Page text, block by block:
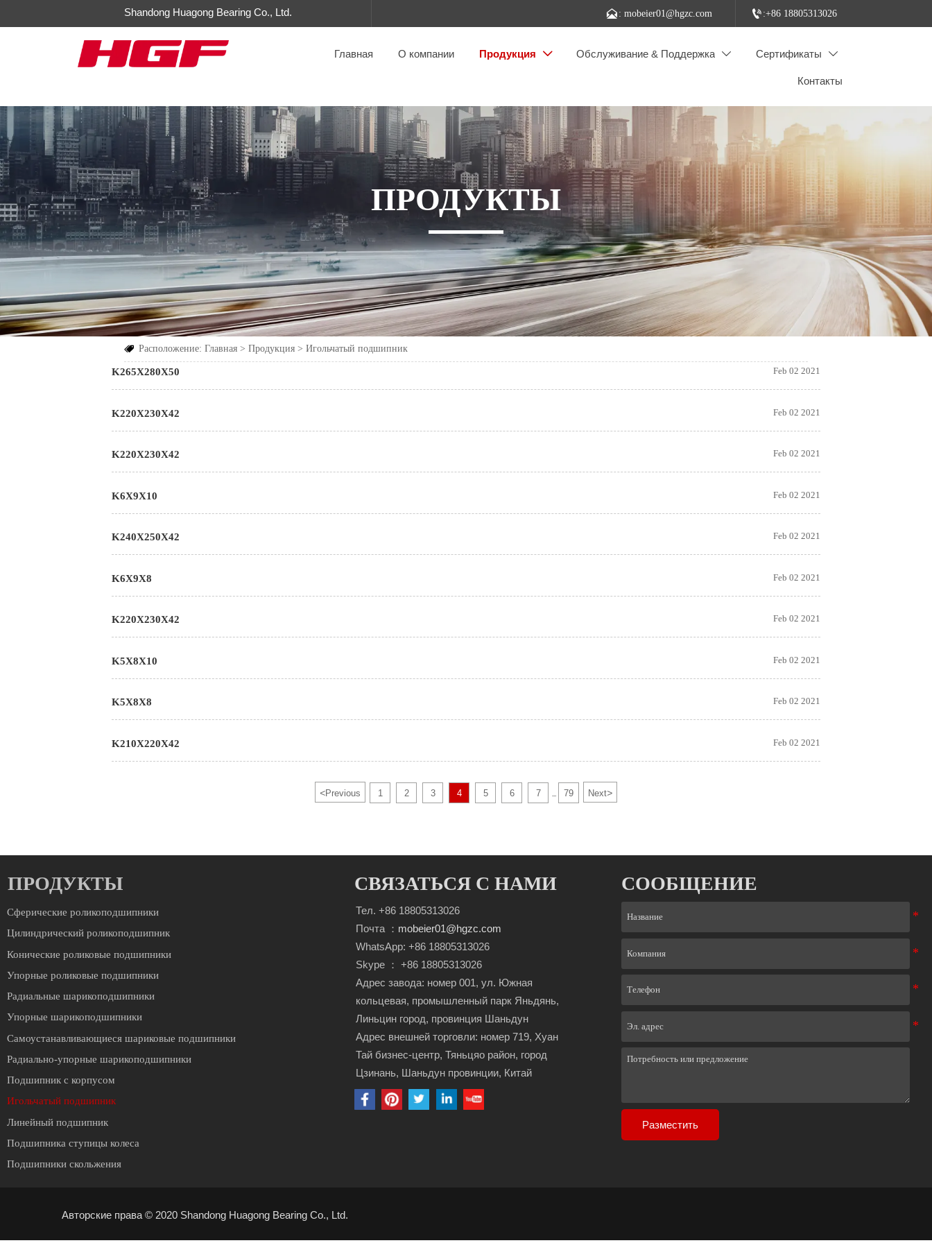
Shandong Huagong Bearing Co., Ltd. : mobeier01@hgzc.com :+86 18805313026
Главная О компании Продукция  Обслуживание & Поддержка  Сертификаты 
Контакты
ПРОДУКТЫ
 Расположение:Главная >Продукция >Игольчатый подшипник
K265X280X50 Feb 02 2021
K220X230X42 Feb 02 2021
K220X230X42 Feb 02 2021
K6X9X10 Feb 02 2021
K240X250X42 Feb 02 2021
K6X9X8 Feb 02 2021
K220X230X42 Feb 02 2021
K5X8X10 Feb 02 2021
K5X8X8 Feb 02 2021
K210X220X42 Feb 02 2021
<Previous 1 2 3 4 5 6 7 79 Next>
ПРОДУКТЫ
Сферические роликоподшипники
Цилиндрический роликоподшипник
Конические роликовые подшипники
Упорные роликовые подшипники
Радиальные шарикоподшипники
Упорные шарикоподшипники
Cамоустанавливающиеся шариковые подшипники
Радиально-упорные шарикоподшипники
Подшипник с корпусом
Игольчатый подшипник
Линейный подшипник
Подшипника ступицы колеса
Подшипники скольжения
СВЯЗАТЬСЯ С НАМИ
Тел. +86 18805313026
Почта ： mobeier01@hgzc.com
WhatsApp: +86 18805313026
Skype ： +86 18805313026
Адрес завода: номер 001, ул. Южная
кольцевая, промышленный парк Яньдянь,
Линьцин город, провинция Шаньдун
Адрес внешней торговли: номер 719, Хуан
Тай бизнес-центр, Тяньцяо район, город
Цзинань, Шаньдун провинции, Китай
СООБЩЕНИЕ
Разместить
Авторские права © 2020 Shandong Huagong Bearing Co., Ltd.